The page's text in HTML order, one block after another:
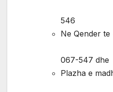
–
546
Ne Qender te
-
067-547 dhe
Plazha e
–